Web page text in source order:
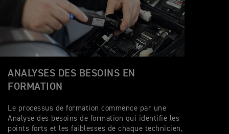
ANALYSES DES BESOINS EN
FORMATION
Le processus de formation commence par une
Analyse des besoins de formation qui identifie les
points forts et les faiblesses de chaque technicien,